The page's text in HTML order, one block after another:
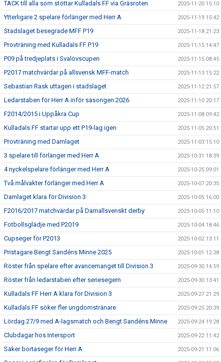
TACK till alla som stöttar Kulladals FF via Gräsroten 2025-11-20 15:10
Ytterligare 2 spelare förlänger med Herr A 2025-11-19 15:42
Stadslaget besegrade MFF P19 2025-11-18 21:23
Provträning med Kulladals FF P19 2025-11-15 14:47
P09 på tredjeplats i Svalövscupen 2025-11-15 08:45
P2017 matchvärdar på allsvensk MFF-match 2025-11-13 15:22
Sebastian Rask uttagen i stadslaget 2025-11-12 21:57
Ledarstaben för Herr A inför säsongen 2026 2025-11-10 20:17
F2014/2015 i Uppåkra Cup 2025-11-08 09:42
Kulladals FF startar upp ett P19-lag igen 2025-11-05 20:51
Provträning med Damlaget 2025-11-03 15:10
3 spelare till förlänger med Herr A 2025-10-31 18:39
4 nyckelspelare förlänger med Herr A 2025-10-25 09:01
Två målvakter förlänger med Herr A 2025-10-07 20:35
Damlaget klara för Division 3 2025-10-05 16:00
F2016/2017 matchvärdar på Damallsvenskt derby 2025-10-05 11:10
Fotbollsglädje med P2019 2025-10-04 18:46
Cupseger för P2013 2025-10-02 13:11
Pristagare Bengt Sandéns Minne 2025 2025-10-01 12:38
Röster från spelare efter avancemanget till Division 3 2025-09-30 14:59
Röster från ledarstaben efter seriesegern 2025-09-30 13:41
Kulladals FF Herr A klara för Division 3 2025-09-27 21:29
Kulladals FF söker fler ungdomstränare 2025-09-25 20:39
Lördag 27/9 med A-lagsmatch och Bengt Sandéns Minne 2025-09-24 19:28
Clubdagar hos Intersport 2025-09-22 11:42
Säker bortaseger för Herr A 2025-09-21 11:06